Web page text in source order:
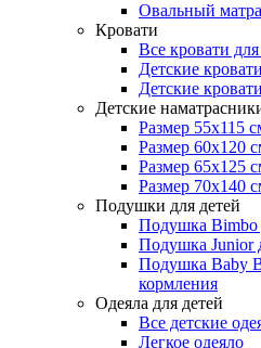
Овальный
Кровати
Все кровати для
Детские
Детские
Детские
Размер 55x115
Размер 60x120
Размер 65x125
Размер 70x140
Подушки для детей
Подушка Bimbo
Подушка Junior
Подушка Baby
кормления
Одеяла для детей
Все детские
Легкое одеяло